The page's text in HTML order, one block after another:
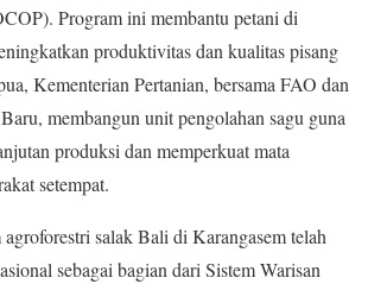
Program ini membantu petani di
produktivitas dan kualitas pisang
Kementerian Pertanian, bersama FAO dan
membangun unit pengolahan sagu guna
produksi dan memperkuat mata
setempat.
salak Bali di Karangasem telah
sebagai bagian dari Sistem Warisan